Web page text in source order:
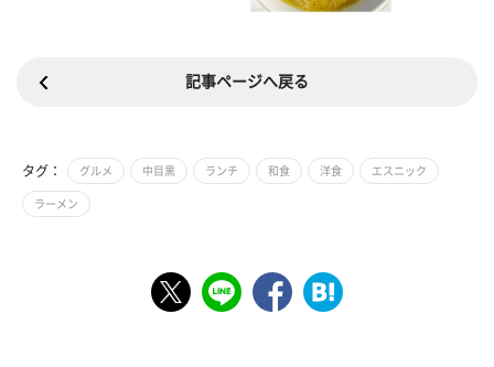
記事ページへ戻る
タグ： グルメ 中目黒 ランチ 和食 洋食 エスニック
ラーメン